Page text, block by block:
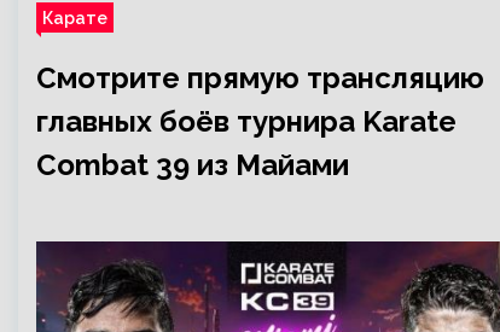
Карате
Смотрите прямую трансляцию
главных боёв турнира Karate
Combat 39 из Майами